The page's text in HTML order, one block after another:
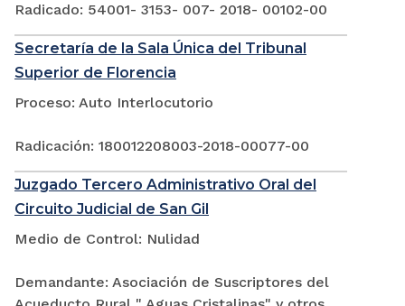
Radicado: 54001- 3153- 007- 2018- 00102-00
Secretaría de la Sala Única del Tribunal
Superior de Florencia
Proceso: Auto Interlocutorio
Radicación: 180012208003-2018-00077-00
Juzgado Tercero Administrativo Oral del
Circuito Judicial de San Gil
Medio de Control: Nulidad
Demandante: Asociación de Suscriptores del